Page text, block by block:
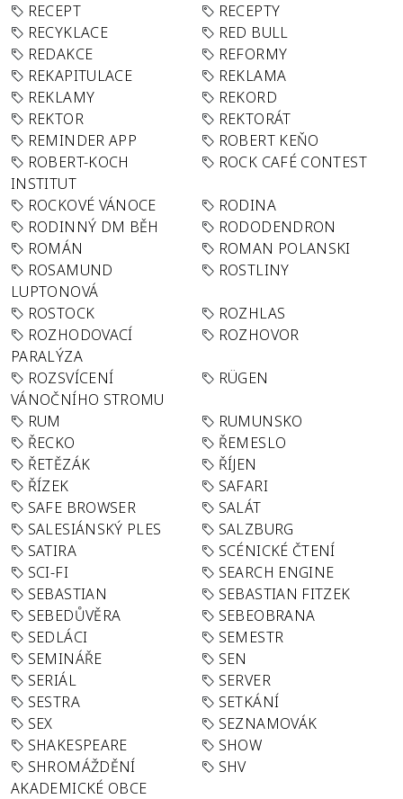
RECEPT
RECEPTY
RECYKLACE
RED BULL
REDAKCE
REFORMY
REKAPITULACE
REKLAMA
REKLAMY
REKORD
REKTOR
REKTORÁT
REMINDER APP
ROBERT KEŇO
ROBERT-KOCH
INSTITUT
ROCK CAFÉ CONTEST
ROCKOVÉ VÁNOCE
RODINA
RODINNÝ DM BĚH
RODODENDRON
ROMÁN
ROMAN POLANSKI
ROSAMUND
LUPTONOVÁ
ROSTLINY
ROSTOCK
ROZHLAS
ROZHODOVACÍ
PARALÝZA
ROZHOVOR
ROZSVÍCENÍ
VÁNOČNÍHO STROMU
RÜGEN
RUM
RUMUNSKO
ŘECKO
ŘEMESLO
ŘETĚZÁK
ŘÍJEN
ŘÍZEK
SAFARI
SAFE BROWSER
SALÁT
SALESIÁNSKÝ PLES
SALZBURG
SATIRA
SCÉNICKÉ ČTENÍ
SCI-FI
SEARCH ENGINE
SEBASTIAN
SEBASTIAN FITZEK
SEBEDŮVĚRA
SEBEOBRANA
SEDLÁCI
SEMESTR
SEMINÁŘE
SEN
SERIÁL
SERVER
SESTRA
SETKÁNÍ
SEX
SEZNAMOVÁK
SHAKESPEARE
SHOW
SHROMÁŽDĚNÍ
AKADEMICKÉ OBCE
SHV